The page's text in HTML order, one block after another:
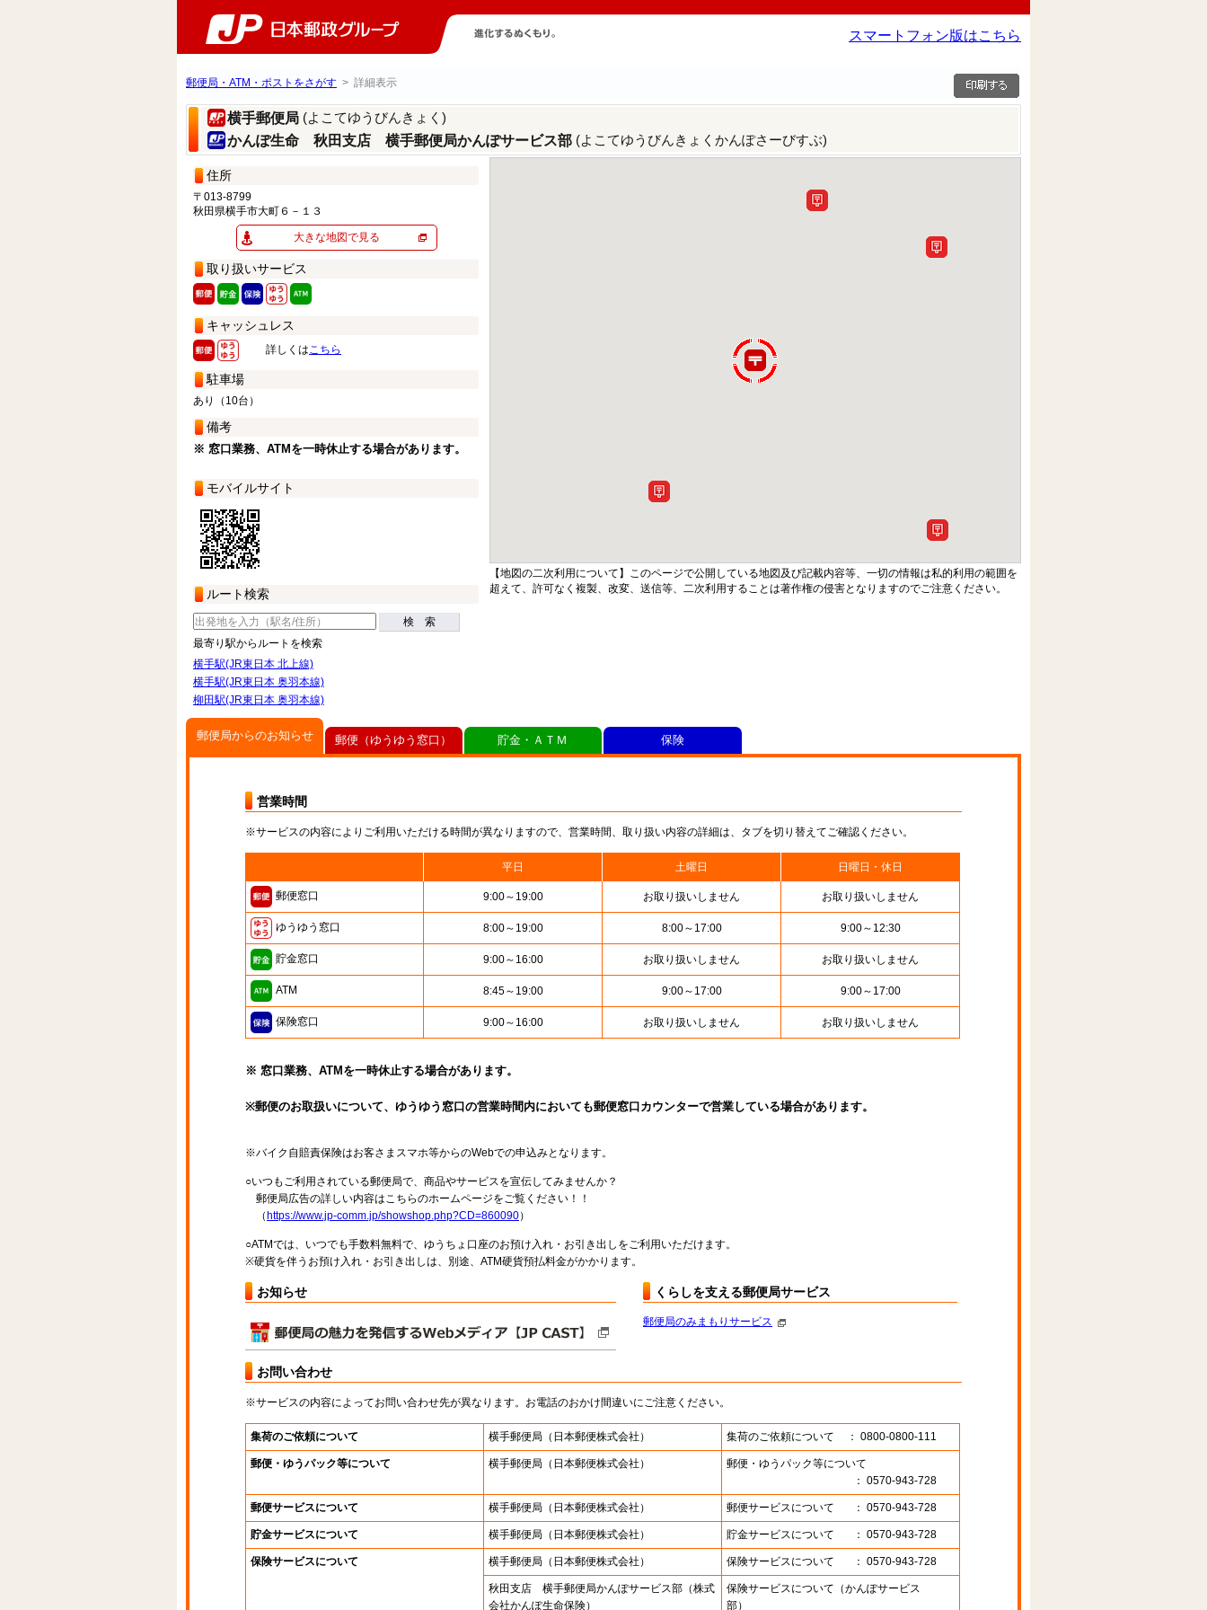
スマートフォン版はこちら
郵便局・ATM・ポストをさがす > 詳細表示
横手郵便局 (よこてゆうびんきょく)
かんぽ生命 秋田支店 横手郵便局かんぽサービス部 (よこてゆうびんきょくかんぽさーびすぶ)
住所
〒013-8799
秋田県横手市大町６－１３
大きな地図で見る
取り扱いサービス
キャッシュレス
詳しくはこちら
駐車場
あり（10台）
備考
※ 窓口業務、ATMを一時休止する場合があります。
モバイルサイト
ルート検索
検 索
最寄り駅からルートを検索
横手駅(JR東日本 北上線)
横手駅(JR東日本 奥羽本線)
柳田駅(JR東日本 奥羽本線)
【地図の二次利用について】このページで公開している地図及び記載内容等、一切の情報は私的利用の範囲を
超えて、許可なく複製、改変、送信等、二次利用することは著作権の侵害となりますのでご注意ください。
郵便局からのお知らせ
営業時間
※サービスの内容によりご利用いただける時間が異なりますので、営業時間、取り扱い内容の詳細は、タブを切り替えてご確認ください。
平日 土曜日 日曜日・休日
郵便窓口 9:00～19:00 お取り扱いしません お取り扱いしません
ゆうゆう窓口 8:00～19:00 8:00～17:00 9:00～12:30
貯金窓口 9:00～16:00 お取り扱いしません お取り扱いしません
ATM 8:45～19:00 9:00～17:00 9:00～17:00
保険窓口 9:00～16:00 お取り扱いしません お取り扱いしません
※ 窓口業務、ATMを一時休止する場合があります。
※郵便のお取扱いについて、ゆうゆう窓口の営業時間内においても郵便窓口カウンターで営業している場合があります。
※バイク自賠責保険はお客さまスマホ等からのWebでの申込みとなります。
○いつもご利用されている郵便局で、商品やサービスを宣伝してみませんか？
郵便局広告の詳しい内容はこちらのホームページをご覧ください！！
（ https://www.jp-comm.jp/showshop.php?CD=860090）
○ATMでは、いつでも手数料無料で、ゆうちょ口座のお預け入れ・お引き出しをご利用いただけます。
※硬貨を伴うお預け入れ・お引き出しは、別途、ATM硬貨預払料金がかかります。
お知らせ くらしを支える郵便局サービス
郵便局のみまもりサービス
お問い合わせ
※サービスの内容によってお問い合わせ先が異なります。お電話のおかけ間違いにご注意ください。
集荷のご依頼について 横手郵便局 （日本郵便株式会社） 集荷のご依頼について ： 0800-0800-111
郵便・ゆうパック等について 横手郵便局 （日本郵便株式会社）
郵便・ゆうパック等について
： 0570-943-728
郵便サービスについて 横手郵便局 （日本郵便株式会社） 郵便サービスについて ： 0570-943-728
貯金サービスについて 横手郵便局 （日本郵便株式会社） 貯金サービスについて ： 0570-943-728
保険サービスについて 横手郵便局 （日本郵便株式会社） 保険サービスについて ： 0570-943-728
秋田支店 横手郵便局かんぽサービス部（株式
会社かんぽ生命保険）
保険サービスについて（かんぽサービス
部）
郵便（ゆうゆう窓口） 貯金・ＡＴＭ 保険